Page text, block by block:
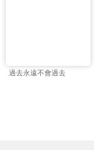
過去永遠不會過去